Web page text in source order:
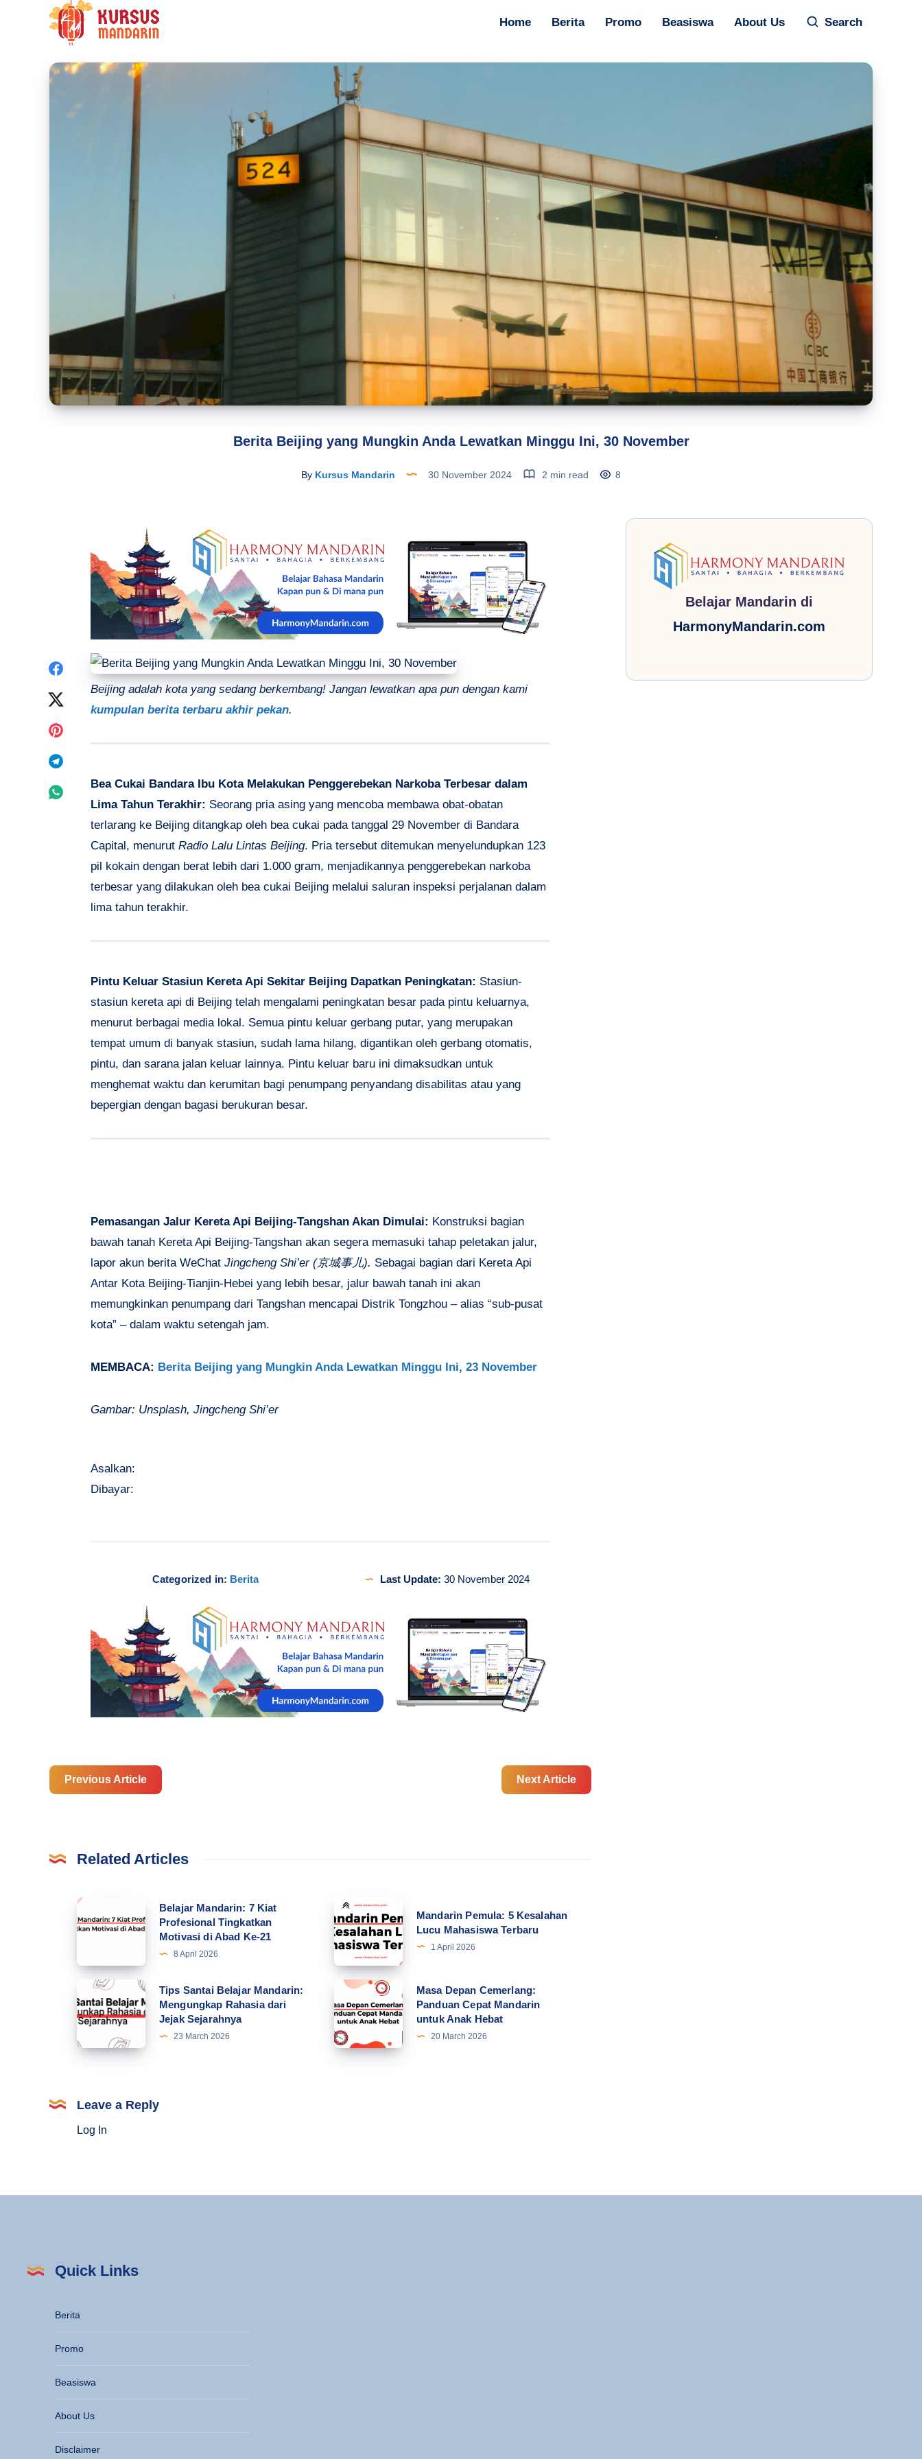
Home Berita Promo Beasiswa About Us Search
Berita Beijing yang Mungkin Anda Lewatkan Minggu Ini, 30 November
By Kursus Mandarin 30 November 2024 2 min read 8
Share
Pinterest
Share
Whatsapp
Beijing adalah kota yang sedang berkembang! Jangan lewatkan apa pun dengan kami
kumpulan berita terbaru akhir pekan.
Bea Cukai Bandara Ibu Kota Melakukan Penggerebekan Narkoba Terbesar dalam
Lima Tahun Terakhir: Seorang pria asing yang mencoba membawa obat-obatan
terlarang ke Beijing ditangkap oleh bea cukai pada tanggal 29 November di Bandara
Capital, menurut Radio Lalu Lintas Beijing. Pria tersebut ditemukan menyelundupkan 123
pil kokain dengan berat lebih dari 1.000 gram, menjadikannya penggerebekan narkoba
terbesar yang dilakukan oleh bea cukai Beijing melalui saluran inspeksi perjalanan dalam
lima tahun terakhir.
Pintu Keluar Stasiun Kereta Api Sekitar Beijing Dapatkan Peningkatan: Stasiun-
stasiun kereta api di Beijing telah mengalami peningkatan besar pada pintu keluarnya,
menurut berbagai media lokal. Semua pintu keluar gerbang putar, yang merupakan
tempat umum di banyak stasiun, sudah lama hilang, digantikan oleh gerbang otomatis,
pintu, dan sarana jalan keluar lainnya. Pintu keluar baru ini dimaksudkan untuk
menghemat waktu dan kerumitan bagi penumpang penyandang disabilitas atau yang
bepergian dengan bagasi berukuran besar.
Pemasangan Jalur Kereta Api Beijing-Tangshan Akan Dimulai: Konstruksi bagian
bawah tanah Kereta Api Beijing-Tangshan akan segera memasuki tahap peletakan jalur,
lapor akun berita WeChat Jingcheng Shi’er (京城事儿). Sebagai bagian dari Kereta Api
Antar Kota Beijing-Tianjin-Hebei yang lebih besar, jalur bawah tanah ini akan
memungkinkan penumpang dari Tangshan mencapai Distrik Tongzhou – alias “sub-pusat
kota” – dalam waktu setengah jam.
MEMBACA: Berita Beijing yang Mungkin Anda Lewatkan Minggu Ini, 23 November
Gambar: Unsplash, Jingcheng Shi’er
Asalkan:
Dibayar:
Categorized in: Berita Last Update: 30 November 2024
Previous Article Next Article
Related Articles
Belajar
Mandarin:
Kiat
Profesional
Tingkatkan
Motivasi
di
Belajar Mandarin: 7 Kiat
Profesional Tingkatkan
Motivasi di Abad Ke-21
8 April 2026
Mandarin
Pemula:
5
Kesalahan
Lucu
Mahasiswa
Terbaru
Mandarin Pemula: 5 Kesalahan
Lucu Mahasiswa Terbaru
1 April 2026
Tips
Santai
Belajar
Mandarin:
dari
Tips Santai Belajar Mandarin:
Mengungkap Rahasia dari
Jejak Sejarahnya
23 March 2026
Masa
Depan
Cemerlang:
Panduan
Masa Depan Cemerlang:
Panduan Cepat Mandarin
untuk Anak Hebat
20 March 2026
Leave a Reply
Log In
Belajar Mandarin di
HarmonyMandarin.com
Quick Links
Berita
Promo
Beasiswa
About Us
Disclaimer